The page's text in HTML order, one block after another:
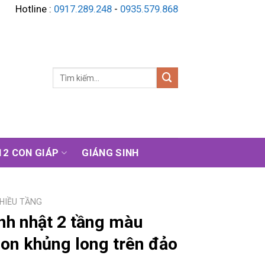
Hotline : 0917.289.248 - 0935.579.868
Tìm
CON GIÁP GIÁNG SINH
TẦNG
nhật 2 tầng màu
khủng long trên đảo